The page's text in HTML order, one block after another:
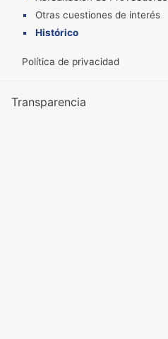
Otras cuestiones de interés
Histórico
Política de privacidad
Transparencia